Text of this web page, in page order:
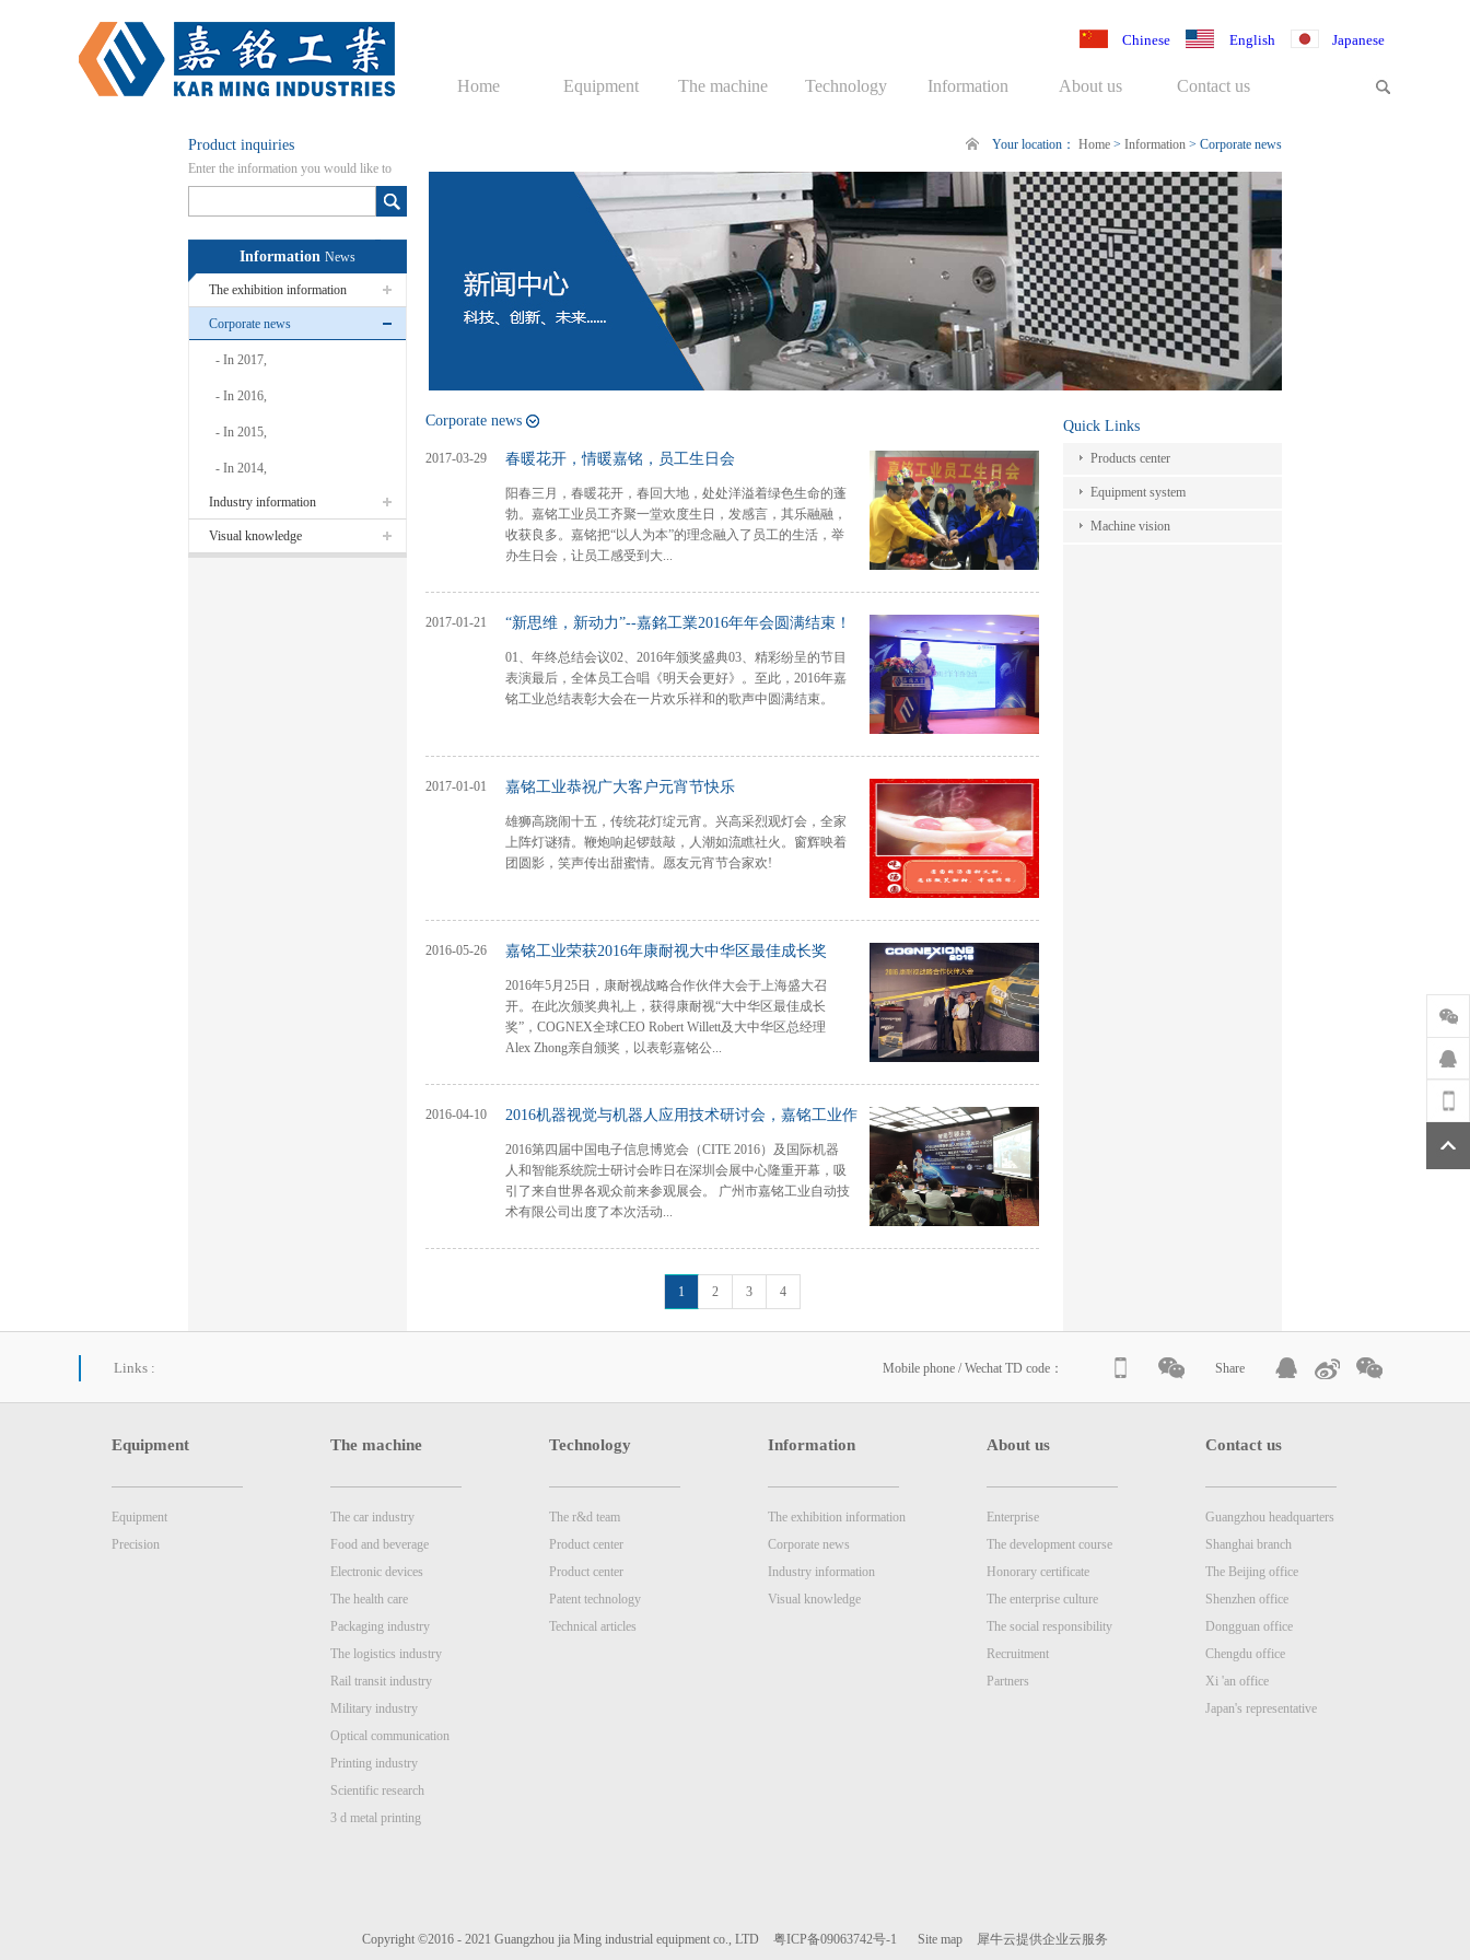
Chinese English Japanese
Home Equipment The machine Technology Information About us Contact us
Product inquiries
Enter the information you would like to
know here
Information News
The exhibition information
Corporate news
In 2017,
In 2016,
In 2015,
In 2014,
Industry information
Visual knowledge
Your location： Home > Information > Corporate news
Quick Links
Products center
Equipment system
Machine vision
Corporate news
2017-03-29 春暖花开，情暖嘉铭，员工生日会
阳春三月，春暖花开，春回大地，处处洋溢着绿色生命的蓬
勃。嘉铭工业员工齐聚一堂欢度生日，发感言，其乐融融，
收获良多。嘉铭把“以人为本”的理念融入了员工的生活，举
办生日会，让员工感受到大...
家庭的温暖，给员工长期以来辛勤工作给予肯定和感谢，表
烛的一瞬间，让我们感觉到了,We are family,We are a happy
family. 切蛋糕的时候，当我们一把把手“长”在一起切下蛋糕
的瞬间，我们感觉到了团队的气息，就如我们攻破一个艰难
会在欢声笑语中圆满结束。在此，祝嘉铭全体员工身体健
工作中去。
2017-01-21 “新思维，新动力”--嘉銘工業2016年年会圆满结束！
01、年终总结会议02、2016年颁奖盛典03、精彩纷呈的节目
表演最后，全体员工合唱《明天会更好》。至此，2016年嘉
铭工业总结表彰大会在一片欢乐祥和的歌声中圆满结束。
2017-01-01 嘉铭工业恭祝广大客户元宵节快乐
雄狮高跷闹十五，传统花灯绽元宵。兴高采烈观灯会，全家
上阵灯谜猜。鞭炮响起锣鼓敲，人潮如流瞧社火。窗辉映着
团圆影，笑声传出甜蜜情。愿友元宵节合家欢!
2016-05-26 嘉铭工业荣获2016年康耐视大中华区最佳成长奖
2016年5月25日，康耐视战略合作伙伴大会于上海盛大召
开。在此次颁奖典礼上，获得康耐视“大中华区最佳成长
奖”，COGNEX全球CEO Robert Willett及大中华区总经理
Alex Zhong亲自颁奖，以表彰嘉铭公...
司在机器视觉领域技术和市场开拓所做的贡献。 嘉铭工业
品饮料、医疗等行业的高难度应用案例，在众多行业领域中
脱颖而出，Vision系列产品更是取得了高速增长。 过去的
一年里嘉铭工业携手中国制造2025，着力打造工业4.0，全面
提高智能装备、工业自动化技术水平，3D机器人的视觉应用
著的经济效益和社会效益。 3D机器人全自动上下料系统采
用先进的视觉定位技术，引导机器人实现对3维空间内目标
新，努力打造嘉铭品牌，为客户提供更优质的服务及解决方
2016-04-10 2016机器视觉与机器人应用技术研讨会，嘉铭工业作
《3D视觉引导机器人技术及应用》主题演讲
2016第四届中国电子信息博览会（CITE 2016）及国际机器
人和智能系统院士研讨会昨日在深圳会展中心隆重开幕，吸
引了来自世界各观众前来参观展会。 广州市嘉铭工业自动技
术有限公司出度了本次活动...
，同时段博士作《3D视觉引导机器人技术及应用》主题演
讲。 嘉铭工业自主研发机器人视觉引导上下料应用系统先前
度的提高了生产力，为客户创造了显著的经济效益和社会效
1 2 3 4
Links : Mobile phone / Wechat TD code： Share
Equipment
Equipment
Precision
The machine
The car industry
Food and beverage
Electronic devices
The health care
Packaging industry
The logistics industry
Rail transit industry
Military industry
Optical communication
Printing industry
Scientific research
3 d metal printing
Technology
The r&d team
Product center
Product center
Patent technology
Technical articles
Information
The exhibition information
Corporate news
Industry information
Visual knowledge
About us
Enterprise
The development course
Honorary certificate
The enterprise culture
The social responsibility
Recruitment
Partners
Contact us
Guangzhou headquarters
Shanghai branch
The Beijing office
Shenzhen office
Dongguan office
Chengdu office
Xi 'an office
Japan's representative
Copyright ©2016 - 2021 Guangzhou jia Ming industrial equipment co., LTD 粤ICP备09063742号-1 Site map 犀牛云提供企业云服务